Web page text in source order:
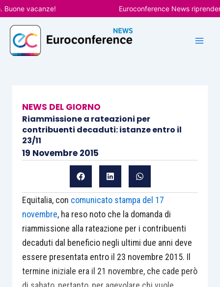
Vai
al
contenuto
vacanze! Euroconference News riprenderà
NEWS DEL GIORNO
Riammissione a rateazioni per
contribuenti decaduti: istanze entro il
23/11
19 Novembre 2015
Equitalia, con comunicato stampa del 17
novembre, ha reso noto che la domanda di
riammissione alla rateazione per i contribuenti
decaduti dal beneficio negli ultimi due anni deve
essere presentata entro il 23 novembre 2015. Il
termine iniziale era il 21 novembre, che cade però